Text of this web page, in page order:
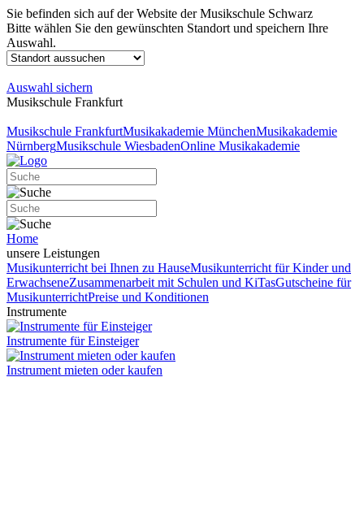
Sie befinden sich auf der Website der Musikschule Schwarz
Bitte wählen Sie den gewünschten Standort und speichern Ihre
Auswahl.
Auswahl sichern
Musikschule Frankfurt
Musikschule FrankfurtMusikakademie MünchenMusikakademie
NürnbergMusikschule WiesbadenOnline Musikakademie
Home
unsere Leistungen
Musikunterricht bei Ihnen zu HauseMusikunterricht für Kinder und
ErwachseneZusammenarbeit mit Schulen und KiTasGutscheine für
MusikunterrichtPreise und Konditionen
Instrumente
Instrumente für Einsteiger
Instrument mieten oder kaufen